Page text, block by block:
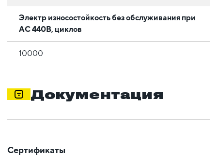
Электр износостойкость без обслуживания при
АС 440В, циклов
10000
Документация
Сертификаты